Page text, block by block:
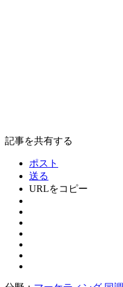
記事を共有する
ポスト
送る
URLをコピー